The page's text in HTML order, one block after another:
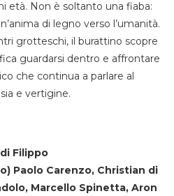
età. Non è soltanto una fiaba:
di legno verso l’umanità.
grotteschi, il burattino scopre
guardarsi dentro e affrontare
che continua a parlare al
e vertigine.
Filippo
Paolo Carenzo, Christian di
Marcello Spinetta, Aron